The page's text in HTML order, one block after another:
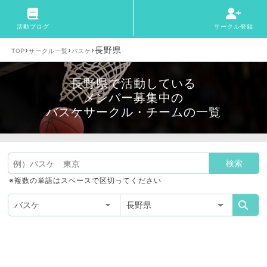
活動ブログ サークル登録
TOP›サークル一覧 › バスケ ›長野県
長野県で活動している
メンバー募集中の
バスケサークル・チームの一覧
※複数の単語はスペースで区切ってください